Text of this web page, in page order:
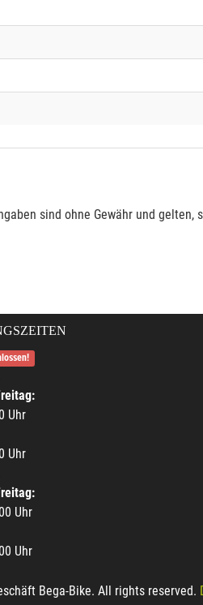
sind ohne Gewähr und gelten,
Uhr
Uhr
Uhr
Uhr
Bega-Bike. All rights reserved.